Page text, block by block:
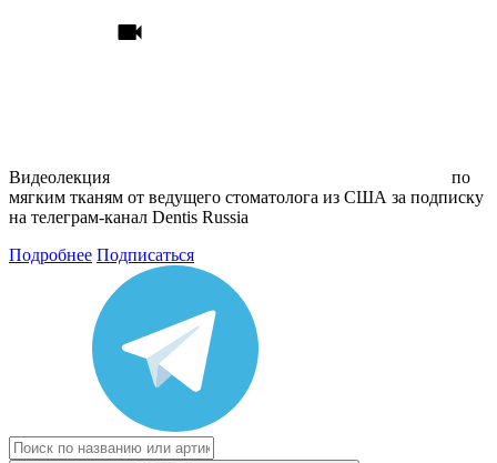
Видеолекция
по
мягким тканям от ведущего стоматолога из США за подписку
на телеграм-канал Dentis Russia
Подробнее Подписаться